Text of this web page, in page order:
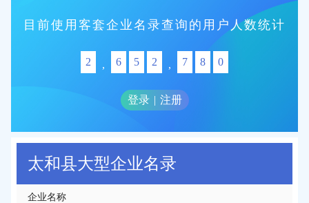
目前使用客套企业名录查询的用户人数统计
2 , 6 5 2 , 7 8 0
登录 | 注册
太和县大型企业名录
企业名称